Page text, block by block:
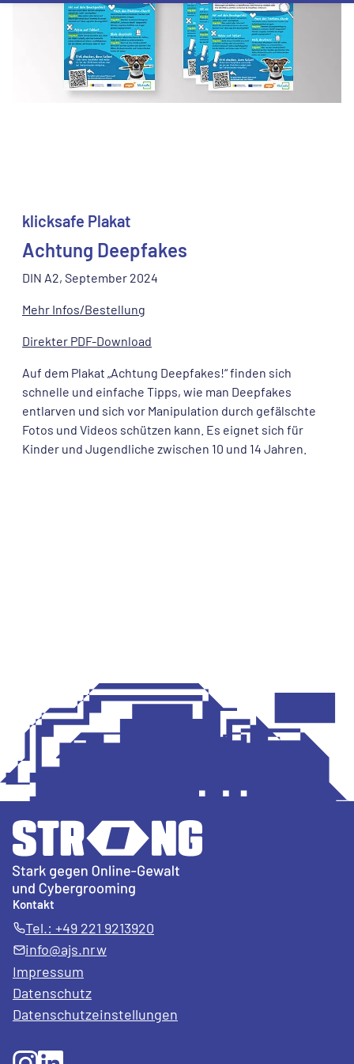
klicksafe Plakat
Achtung Deepfakes
DIN A2, September 2024
Mehr Infos/Bestellung
Direkter PDF-Download
Auf dem Plakat „Achtung Deepfakes!“ finden sich
schnelle und einfache Tipps, wie man Deepfakes
entlarven und sich vor Manipulation durch gefälschte
Fotos und Videos schützen kann. Es eignet sich für
Kinder und Jugendliche zwischen 10 und 14 Jahren.
Kontakt
Tel.: +49 221 9213920
info@ajs.nrw
Impressum
Datenschutz
Datenschutz­einstellungen